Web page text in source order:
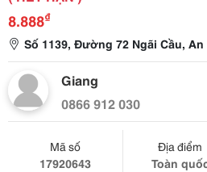
8.888₫
Số 1139, Đường 72 Ngãi Cầu,
Giang
0866 912 030
Mã số
17920643
Địa điểm
Toàn